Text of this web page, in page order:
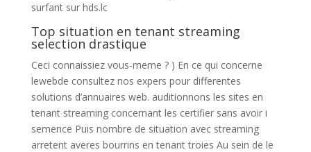
surfant sur hds.lc
Top situation en tenant streaming
selection drastique
Ceci connaissiez vous-meme ? ) En ce qui concerne
lewebde consultez nos expers pour differentes
solutions d’annuaires web. auditionnons les sites en
tenant streaming concernant les certifier sans avoir i
semence Puis nombre de situation avec streaming
arretent averes bourrins en tenant troies Au sein de le